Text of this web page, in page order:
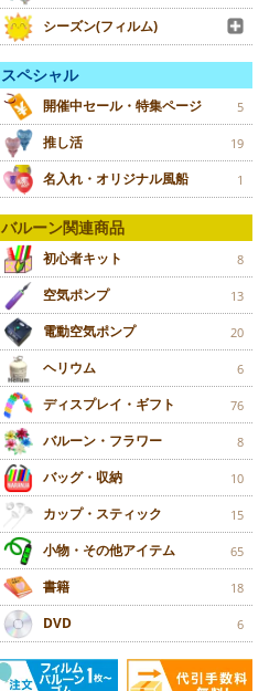
シーズン(フィルム)
スペシャル
開催中セール・特集ページ 5
推し活 19
名入れ・オリジナル風船 1
バルーン関連商品
初心者キット 8
空気ポンプ 13
電動空気ポンプ 20
ヘリウム 6
ディスプレイ・ギフト 76
バルーン・フラワー 8
バッグ・収納 10
カップ・スティック 15
小物・その他アイテム 65
書籍 18
DVD 6